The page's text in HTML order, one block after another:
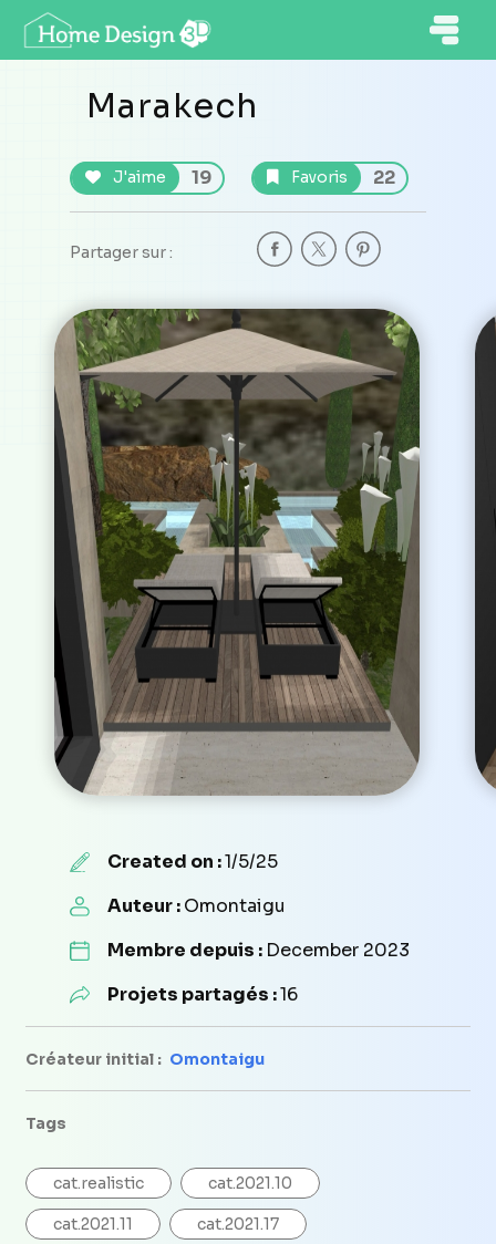
Marakech
J'aime 19 Favoris 22
Partager sur :
Created on :1/5/25
Auteur :Omontaigu
Membre depuis : December 2023
Projets partagés :16
Créateur initial : Omontaigu
Tags
cat.realistic cat.2021.10
cat.2021.11 cat.2021.17